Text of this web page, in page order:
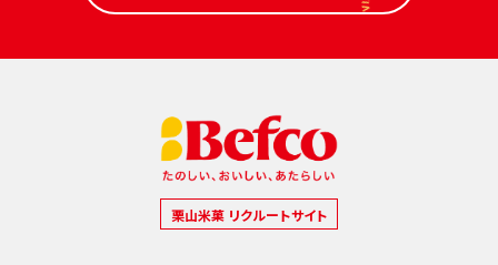
栗山米菓 リクルートサイト